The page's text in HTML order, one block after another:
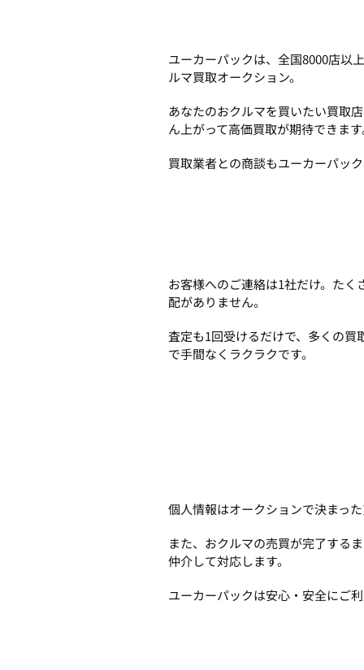
ユーカーパックは、全国8000店以
ルマ買取オークション。
あなたのおクルマを買いたい買取
ん上がって高価買取が期待できま
買取業者との商談もユーカーパッ
お客様へのご連絡は1社だけ。た
配がありません。
査定も1回受けるだけで、多くの
で手間なくラクラクです。
個人情報はオークションで決まっ
また、おクルマの売買が完了する
仲介して対応します。
ユーカーパックは安心・安全にご